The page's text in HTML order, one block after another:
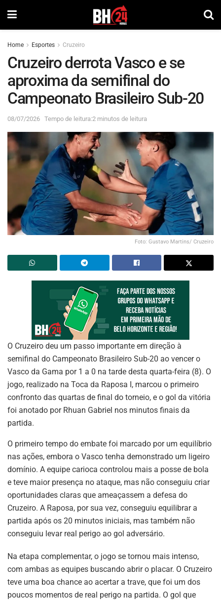
Home Esportes Cruzeiro
Cruzeiro derrota Vasco e se
aproxima da semifinal do
Campeonato Brasileiro Sub-20
08/07/2026 Tempo de leitura:2 minutos de leitura
Foto: Gustavo Martins/ Cruzeiro
O Cruzeiro deu um passo importante em direção à
semifinal do Campeonato Brasileiro Sub-20 ao vencer o
Vasco da Gama por 1 a 0 na tarde desta quarta-feira (8). O
jogo, realizado na Toca da Raposa I, marcou o primeiro
confronto das quartas de final do torneio, e o gol da vitória
foi anotado por Rhuan Gabriel nos minutos finais da
partida.
O primeiro tempo do embate foi marcado por um equilíbrio
nas ações, embora o Vasco tenha demonstrado um ligeiro
domínio. A equipe carioca controlou mais a posse de bola
e teve maior presença no ataque, mas não conseguiu criar
oportunidades claras que ameaçassem a defesa do
Cruzeiro. A Raposa, por sua vez, conseguiu equilibrar a
partida após os 20 minutos iniciais, mas também não
conseguiu levar real perigo ao gol adversário.
Na etapa complementar, o jogo se tornou mais intenso,
com ambas as equipes buscando abrir o placar. O Cruzeiro
teve uma boa chance ao acertar a trave, que foi um dos
poucos momentos de real perigo na partida. O gol que